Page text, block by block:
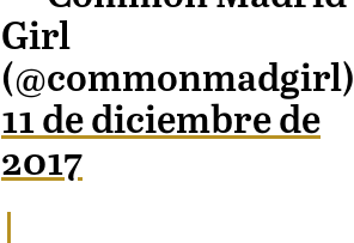
:
76.68%
Girl
(@commonmadgirl)
11 de diciembre de
2017